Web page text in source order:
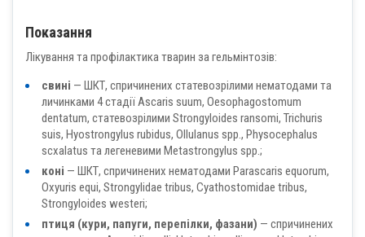
Показання
Лікування та профілактика тварин за гельмінтозів:
свині — ШКТ, спричинених статевозрілими нематодами та
личинками 4 стадії Ascaris suum, Oesophagostomum
dentatum, статевозрілими Strongyloides ransomi, Trichuris
suis, Hyostrongylus rubidus, Ollulanus sрр., Physocephalus
scxalatus та легеневими Metastrongylus spp.;
коні — ШКТ, спричинених нематодами Parascaris equorum,
Oxyuris equi, Strongylidae tribus, Cyathostomidae tribus,
Strongyloides westeri;
птиця (кури, папуги, перепілки, фазани) — спричинених